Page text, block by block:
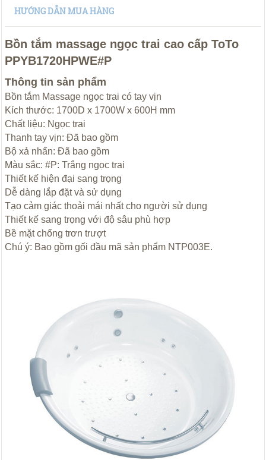
HƯỚNG DẪN MUA HÀNG
Bồn tắm massage ngọc trai cao cấp ToTo
PPYB1720HPWE#P
Thông tin sản phẩm
Bồn tắm Massage ngọc trai có tay vịn
Kích thước: 1700D x 1700W x 600H mm
Chất liệu: Ngọc trai
Thanh tay vịn: Đã bao gồm
Bộ xả nhấn: Đã bao gồm
Màu sắc: #P: Trắng ngọc trai
Thiết kế hiện đại sang trọng
Dễ dàng lắp đặt và sử dụng
Tạo cảm giác thoải mái nhất cho người sử dụng
Thiết kế sang trọng với độ sâu phù hợp
Bề mặt chống trơn trượt
Chú ý: Bao gồm gối đầu mã sản phẩm NTP003E.